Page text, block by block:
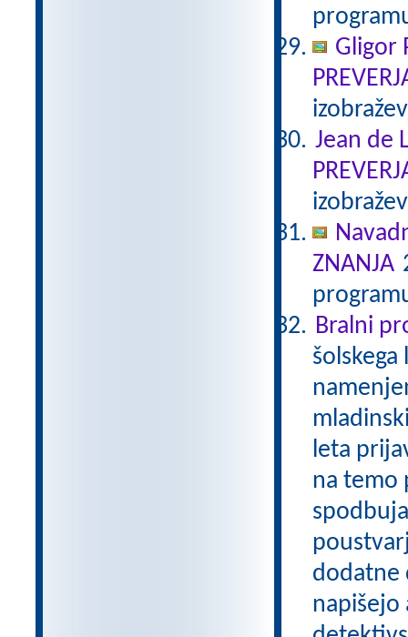
Gligor
Jean de
ZNANJA
Bralni
leta
na temo
dodatne
napišejo